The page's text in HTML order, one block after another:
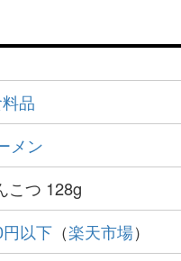
品
メン
こつ 128g
以下 （楽天市場）